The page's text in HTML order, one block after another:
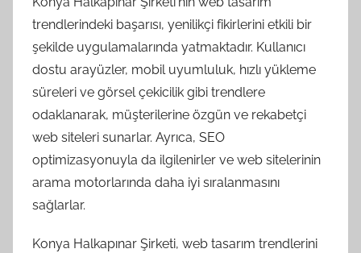
trendlerindeki başarısı, yenilikçi fikirlerini etkili bir
şekilde uygulamalarında yatmaktadır. Kullanıcı
dostu arayüzler, mobil uyumluluk, hızlı yükleme
süreleri ve görsel çekicilik gibi trendlere
odaklanarak, müşterilerine özgün ve rekabetçi
web siteleri sunarlar. Ayrıca, SEO
optimizasyonuyla da ilgilenirler ve web sitelerinin
arama motorlarında daha iyi sıralanmasını
sağlarlar.
Konya Halkapınar Şirketi, web tasarım trendlerini